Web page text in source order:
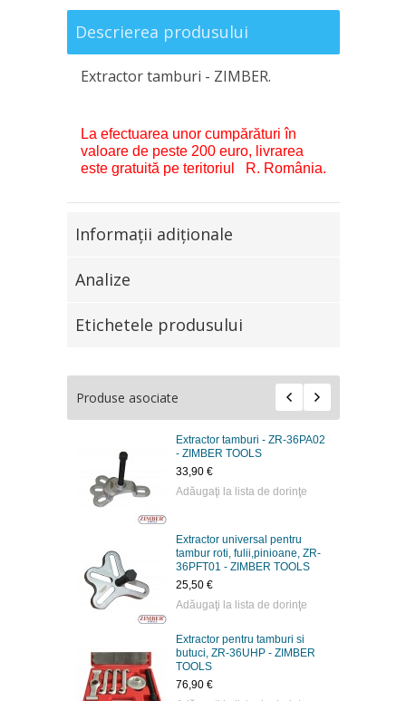
Descrierea produsului
Extractor tamburi - ZIMBER.
La efectuarea unor cumpărături în
valoare de peste 200 euro, livrarea
este gratuită pe teritoriul R. România.
Informaţii adiţionale
Analize
Etichetele produsului
Produse asociate
Extractor tamburi - ZR-36PA02
- ZIMBER TOOLS
33,90 €
Adăugaţi la lista de dorinţe
Extractor universal pentru
tambur roti, fulii,pinioane, ZR-
36PFT01 - ZIMBER TOOLS
25,50 €
Adăugaţi la lista de dorinţe
Extractor pentru tamburi si
butuci, ZR-36UHP - ZIMBER
TOOLS
76,90 €